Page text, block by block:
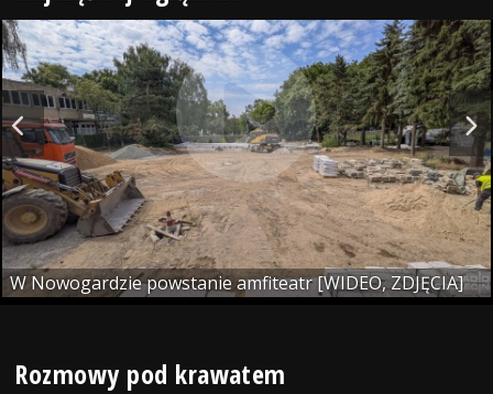
W Nowogardzie powstanie amfiteatr [WIDEO, ZDJĘCIA]
Rozmowy pod krawatem